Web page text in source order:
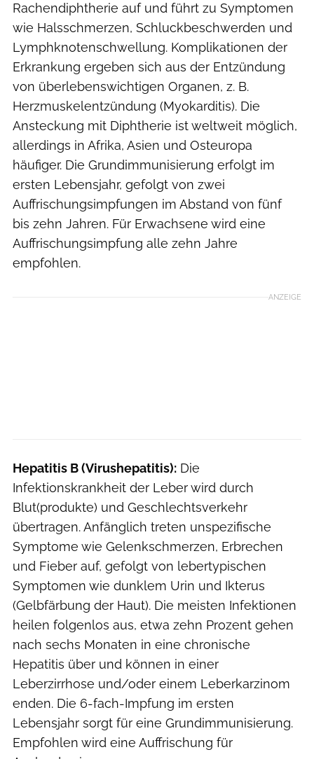
Rachendiphtherie auf und führt zu Symptomen
wie Halsschmerzen, Schluckbeschwerden und
Lymphknotenschwellung. Komplikationen der
Erkrankung ergeben sich aus der Entzündung
von überlebenswichtigen Organen, z. B.
Herzmuskelentzündung (Myokarditis). Die
Ansteckung mit Diphtherie ist weltweit möglich,
allerdings in Afrika, Asien und Osteuropa
häufiger. Die Grundimmunisierung erfolgt im
ersten Lebensjahr, gefolgt von zwei
Auffrischungsimpfungen im Abstand von fünf
bis zehn Jahren. Für Erwachsene wird eine
Auffrischungsimpfung alle zehn Jahre
empfohlen.
ANZEIGE
Hepatitis B (Virushepatitis): Die
Infektionskrankheit der Leber wird durch
Blut(produkte) und Geschlechtsverkehr
übertragen. Anfänglich treten unspezifische
Symptome wie Gelenkschmerzen, Erbrechen
und Fieber auf, gefolgt von lebertypischen
Symptomen wie dunklem Urin und Ikterus
(Gelbfärbung der Haut). Die meisten Infektionen
heilen folgenlos aus, etwa zehn Prozent gehen
nach sechs Monaten in eine chronische
Hepatitis über und können in einer
Leberzirrhose und/oder einem Leberkarzinom
enden. Die 6-fach-Impfung im ersten
Lebensjahr sorgt für eine Grundimmunisierung.
Empfohlen wird eine Auffrischung für